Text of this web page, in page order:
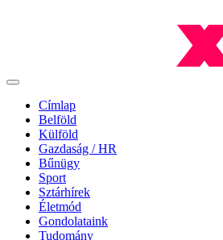
Címlap
Belföld
Külföld
Gazdaság / HR
Bűnügy
Sport
Sztárhírek
Életmód
Gondolataink
Tudomány